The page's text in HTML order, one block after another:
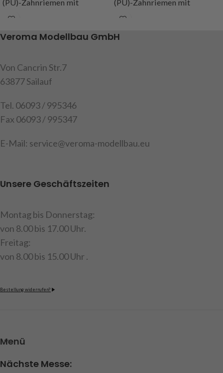
(PU)-Zahnriemen mit
Stahlzugstrang,
heller Abrieb, gute
Fette und viele Chemikalien,
Temperaturbereich -30º bis
Drehzahl – 4000 U/min
(abhängig von der
mm. Inhalt: 1
(PU)-Zahnriemen mit
Stahlzugstrang,
heller Abrieb, gute
mm. Inhalt: 1
Veroma Modellbau GmbH
Von Cancrin Str.7
63877 Sailauf
Tel. 06093 / 995346
Fax 06093 / 995347
E-Mail: service@veroma-modellbau.eu
Unsere Geschäftszeiten
Montag bis Donnerstag:
von 8.00 bis 17.00 Uhr.
Freitag:
von 8.00 bis 15.00 Uhr .
Bestellung widerrufen?
Menü
Nächste Messe: